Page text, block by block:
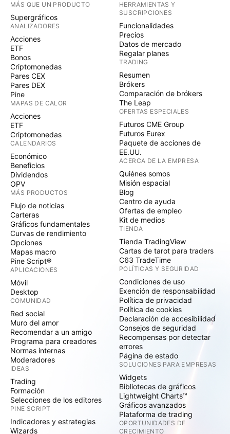
MÁS QUE UN PRODUCTO
Supergráficos
ANALIZADORES
Acciones
ETF
Bonos
Criptomonedas
Pares CEX
Pares DEX
Pine
MAPAS DE CALOR
Acciones
ETF
Criptomonedas
CALENDARIOS
Económico
Beneficios
Dividendos
OPV
MÁS PRODUCTOS
Flujo de noticias
Carteras
Gráficos fundamentales
Curvas de rendimiento
Opciones
Mapas macro
Pine Script®
APLICACIONES
Móvil
Desktop
COMUNIDAD
Red social
Muro del amor
Recomendar a un amigo
Programa para creadores
Normas internas
Moderadores
IDEAS
Trading
Formación
Selecciones de los editores
PINE SCRIPT
Indicadores y estrategias
Wizards
HERRAMIENTAS Y
SUSCRIPCIONES
Funcionalidades
Precios
Datos de mercado
Regalar planes
TRADING
Resumen
Brókers
Comparación de brókers
The Leap
OFERTAS ESPECIALES
Futuros CME Group
Futuros Eurex
Paquete de acciones de
EE.UU.
ACERCA DE LA EMPRESA
Quiénes somos
Misión espacial
Blog
Centro de ayuda
Ofertas de empleo
Kit de medios
TIENDA
Tienda TradingView
Cartas de tarot para traders
C63 TradeTime
POLÍTICAS Y SEGURIDAD
Condiciones de uso
Exención de responsabilidad
Política de privacidad
Política de cookies
Declaración de accesibilidad
Consejos de seguridad
Recompensas por detectar
errores
Página de estado
SOLUCIONES PARA EMPRESAS
Widgets
Bibliotecas de gráficos
Lightweight Charts™
Gráficos avanzados
Plataforma de trading
OPORTUNIDADES DE
CRECIMIENTO